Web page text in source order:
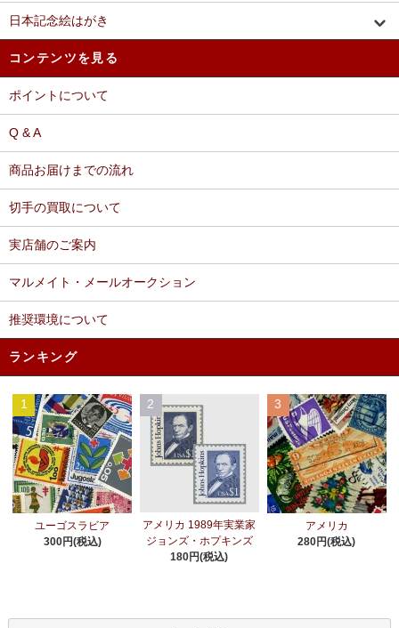
日本記念絵はがき
コンテンツを見る
ポイントについて
Q & A
商品お届けまでの流れ
切手の買取について
実店舗のご案内
マルメイト・メールオークション
推奨環境について
ランキング
1
ユーゴスラビア
300円(税込)
2
アメリカ 1989年実業家
ジョンズ・ホプキンズ
180円(税込)
3
アメリカ
280円(税込)